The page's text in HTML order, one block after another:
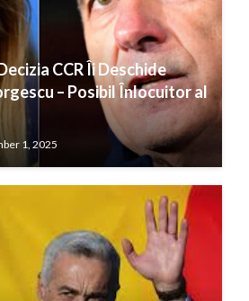
CCR Îi Deschide
– Posibil Înlocuitor al
1, 2025